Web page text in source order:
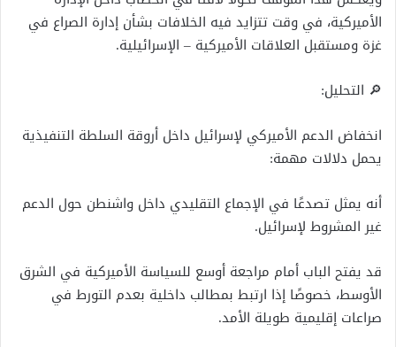
الأميركية، في وقت تتزايد فيه الخلافات بشأن إدارة الصراع في
غزة ومستقبل العلاقات الأميركية – الإسرائيلية.
🔎 التحليل:
انخفاض الدعم الأميركي لإسرائيل داخل أروقة السلطة التنفيذية
يحمل دلالات مهمة:
أنه يمثل تصدعًا في الإجماع التقليدي داخل واشنطن حول الدعم
غير المشروط لإسرائيل.
قد يفتح الباب أمام مراجعة أوسع للسياسة الأميركية في الشرق
الأوسط، خصوصًا إذا ارتبط بمطالب داخلية بعدم التورط في
صراعات إقليمية طويلة الأمد.